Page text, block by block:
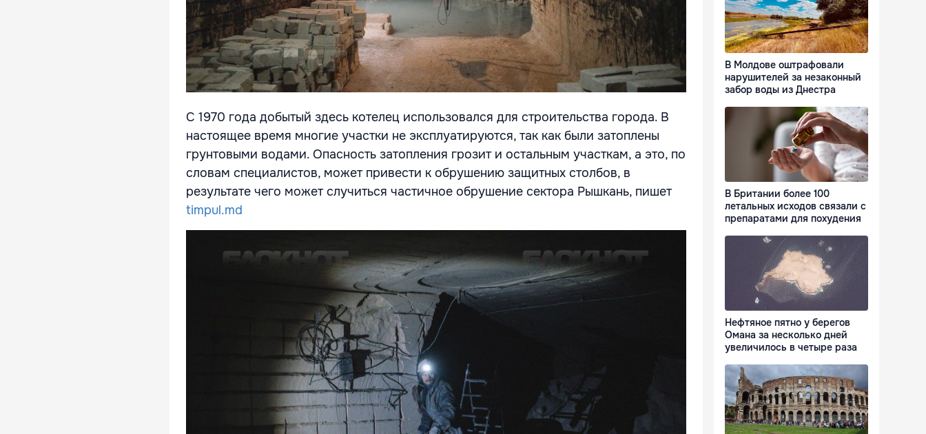
С 1970 года добытый здесь котелец использовался для строительства города. В
настоящее время многие участки не эксплуатируются, так как были затоплены
грунтовыми водами. Опасность затопления грозит и остальным участкам, а это, по
словам специалистов, может привести к обрушению защитных столбов, в
результате чего может случиться частичное обрушение сектора Рышкань, пишет
timpul.md
В Молдове оштрафовали
нарушителей за незаконный
забор воды из Днестра
В Британии более 100
летальных исходов связали с
препаратами для похудения
Нефтяное пятно у берегов
Омана за несколько дней
увеличилось в четыре раза